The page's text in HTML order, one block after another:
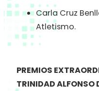
Carla Cruz
Atletismo.
PREMIOS
TRINIDAD ALFONSO